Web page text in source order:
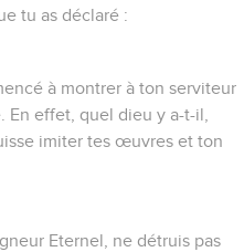
tu as déclaré :
à montrer à ton serviteur
En effet, quel dieu y a-t-il,
imiter tes œuvres et ton
Eternel, ne détruis pas